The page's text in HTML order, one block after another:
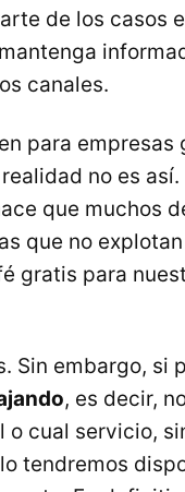
de los casos
canales.
para empresas
no es
que muchos
que no
gratis para
Sin embargo, si
, es decir,
cual servicio,
tendremos